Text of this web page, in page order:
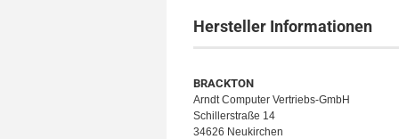
Hersteller Informationen
BRACKTON
Arndt Computer Vertriebs-GmbH
Schillerstraße 14
34626 Neukirchen